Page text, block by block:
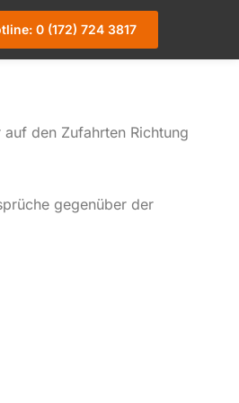
0 (172) 724 3817
den Zufahrten Richtung
gegenüber der